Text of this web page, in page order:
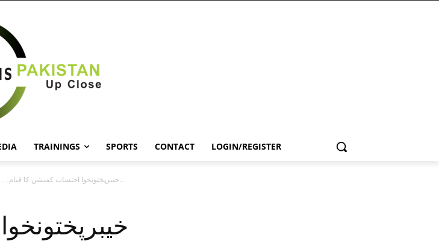
TRAININGS SPORTS CONTACT LOGIN/REGISTER
خیبرپختونخوا احتساب کمیشن کا قیام۔۔۔ صوبائی حکومت کا انسدادِ کرپشن کی جانب...